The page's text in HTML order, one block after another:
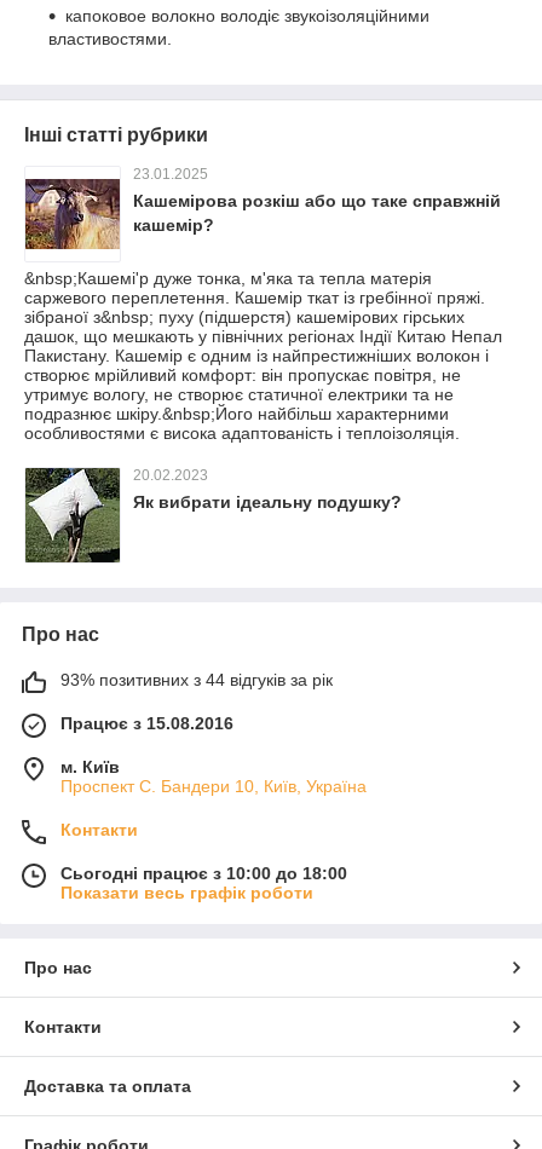
капоковое волокно володіє звукоізоляційними
властивостями.
Інші статті рубрики
23.01.2025
Кашемірова розкіш або що таке справжній
кашемір?
&nbsp;Кашемі'р дуже тонка, м'яка та тепла матерія
саржевого переплетення. Кашемір ткат із гребінної пряжі.
зібраної з&nbsp; пуху (підшерстя) кашемірових гірських
дашок, що мешкають у північних регіонах Індії Китаю Непал
Пакистану. Кашемір є одним із найпрестижніших волокон і
створює мрійливий комфорт: він пропускає повітря, не
утримує вологу, не створює статичної електрики та не
подразнює шкіру.&nbsp;Його найбільш характерними
особливостями є висока адаптованість і теплоізоляція.
20.02.2023
Як вибрати ідеальну подушку?
Про нас
93% позитивних з 44 відгуків за рік
Працює з 15.08.2016
м. Київ
Проспект С. Бандери 10, Київ, Україна
Контакти
Сьогодні працює з 10:00 до 18:00
Показати весь графік роботи
Про нас
Контакти
Доставка та оплата